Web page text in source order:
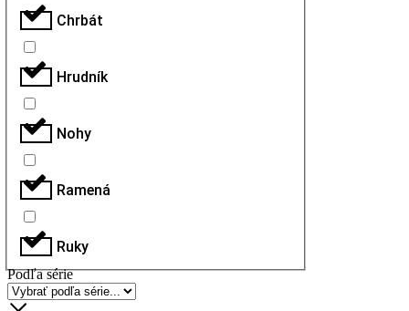
Chrbát
Hrudník
Nohy
Ramená
Ruky
Podľa série